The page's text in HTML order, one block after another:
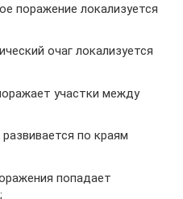
поражение локализуется
очаг локализуется
участки между
по краям
попадает